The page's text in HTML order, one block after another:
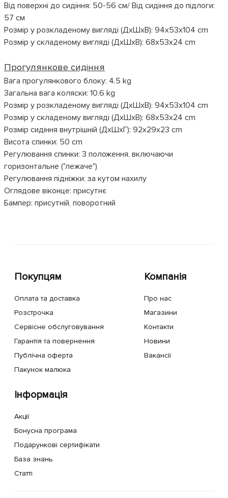
Від поверхні до сидіння: 50-56 см/ Від сидіння до підлоги:
57 см
Розмір у розкладеному вигляді (ДхШхВ): 94х53х104 cm
Розмір у складеному вигляді (ДхШхВ): 68х53х24 cm
Прогулянкове сидіння
Вага прогулянкового блоку: 4.5 kg
Загальна вага коляски: 10.6 kg
Розмір у розкладеному вигляді (ДхШхВ): 94х53х104 cm
Розмір у складеному вигляді (ДхШхВ): 68х53х24 cm
Розмір сидіння внутрішній (ДхШхГ): 92х29х23 cm
Висота спинки: 50 cm
Регулювання спинки: 3 положення, включаючи
горизонтальне ("лежаче")
Регулювання підніжки: за кутом нахилу
Оглядове віконце: присутнє
Бампер: присутній, поворотний
Покупцям
Оплата та доставка
Розстрочка
Сервісне обслуговування
Гарантія та повернення
Публічна оферта
Пакунок малюка
Компанія
Про нас
Магазини
Контакти
Новини
Вакансії
Інформація
Акції
Бонусна програма
Подарункові сертифікати
База знань
Статті